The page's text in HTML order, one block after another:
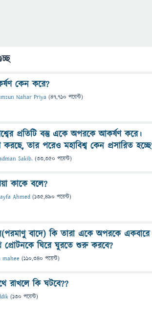
কেন করে?
Nahar Priya (47,710 পয়েন্ট)
প্রতিটি বস্তু একে অপরকে আকর্ষণ করে।
তার পরেও মহাবিশ্ব কেন প্রসারিত
Sakib. (33,350 পয়েন্ট)
কাকে বলে?
Ahmed (135,490 পয়েন্ট)
বাদে) কি তারা একে অপরকে একবারে
প্রোটনকে ঘিরে ঘুরতে শুরু করবে?
mahee (110,340 পয়েন্ট)
রাখলে কি ঘটবে??
(130 পয়েন্ট)